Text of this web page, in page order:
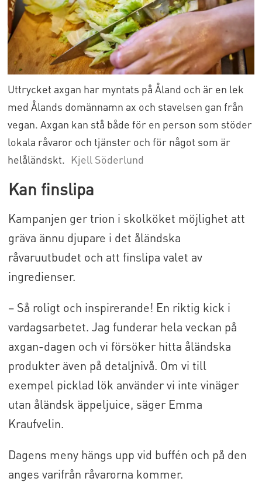
Uttrycket axgan har myntats på Åland och är en lek
med Ålands domännamn ax och stavelsen gan från
vegan. Axgan kan stå både för en person som stöder
lokala råvaror och tjänster och för något som är
helåländskt. Kjell Söderlund
Kan finslipa
Kampanjen ger trion i skolköket möjlighet att
gräva ännu djupare i det åländska
råvaruutbudet och att finslipa valet av
ingredienser.
– Så roligt och inspirerande! En riktig kick i
vardagsarbetet. Jag funderar hela veckan på
axgan-dagen och vi försöker hitta åländska
produkter även på detaljnivå. Om vi till
exempel picklad lök använder vi inte vinäger
utan åländsk äppeljuice, säger Emma
Kraufvelin.
Dagens meny hängs upp vid buffén och på den
anges varifrån råvarorna kommer.